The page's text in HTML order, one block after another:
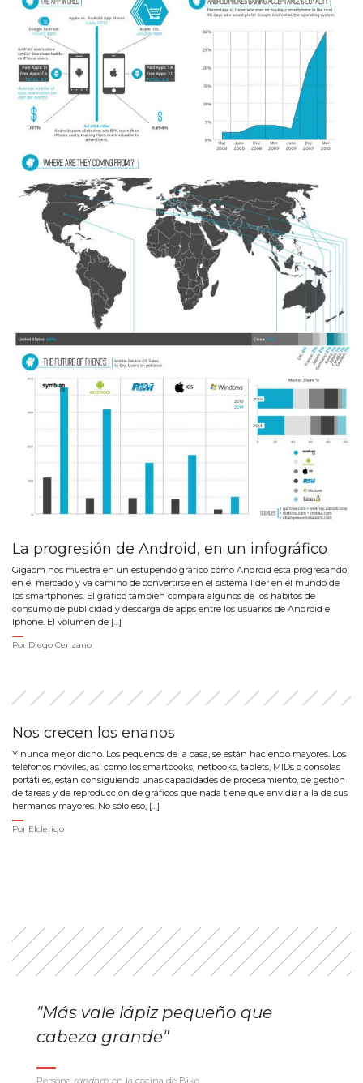
La progresión de Android, en un infográfico
Gigaom nos muestra en un estupendo gráfico cómo Android está progresando
en el mercado y va camino de convertirse en el sistema líder en el mundo de
los smartphones. El gráfico también compara algunos de los hábitos de
consumo de publicidad y descarga de apps entre los usuarios de Android e
Iphone. El volumen de […]
Por Diego Cenzano
Nos crecen los enanos
Y nunca mejor dicho. Los pequeños de la casa, se están haciendo mayores. Los
teléfonos móviles, así como los smartbooks, netbooks, tablets, MIDs o consolas
portátiles, están consiguiendo unas capacidades de procesamiento, de gestión
de tareas y de reproducción de gráficos que nada tiene que envidiar a la de sus
hermanos mayores. No sólo eso, […]
Por Elclerigo
"Más vale lápiz pequeño que
cabeza grande"
Persona random en la cocina de Biko